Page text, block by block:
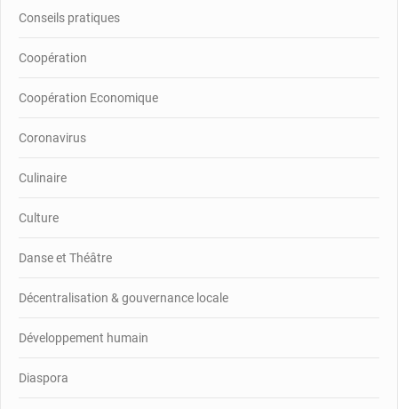
Conseils pratiques
Coopération
Coopération Economique
Coronavirus
Culinaire
Culture
Danse et Théâtre
Décentralisation & gouvernance locale
Développement humain
Diaspora